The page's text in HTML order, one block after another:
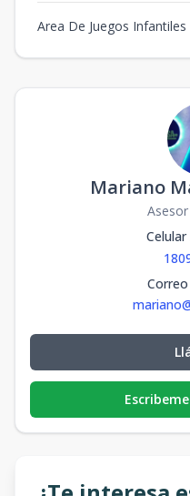
Area De Juegos Infantiles
Mariano